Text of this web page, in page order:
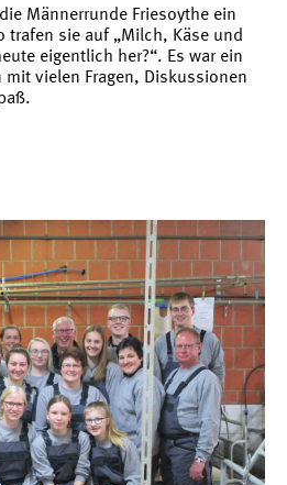
Männerrunde Friesoythe ein
trafen sie auf „Milch, Käse und
eigentlich her?“. Es war ein
vielen Fragen, Diskussionen